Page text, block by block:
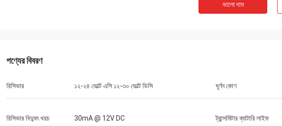
বুরুক
হ্যালো নর্মান... আমি শুধু মনে করিয়ে দিলাম যে আমি তোমাকে
ভালো দাম
পণ্যের বিবরণ
রিসিভার ১২-২৪ ভোল্ট এসি ১২-৩০ ভোল্ট ডিসি ঘূর্ণন কোণ
রিসিভার বিদ্যুৎ খরচ 30mA @ 12V DC ট্রান্সমিটার ব্যাটারি লাইফ